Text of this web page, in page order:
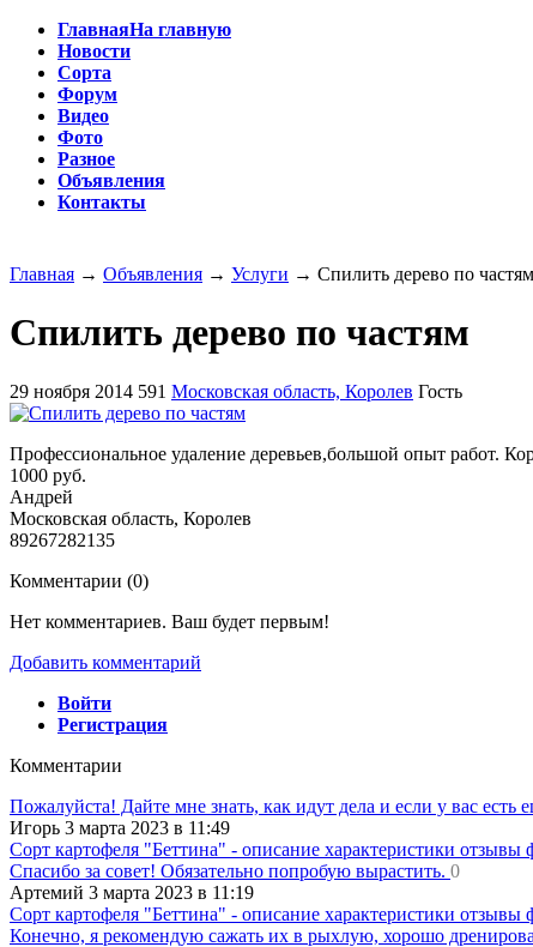
ГлавнаяНа главную
Новости
Сорта
Форум
Видео
Фото
Разное
Объявления
Контакты
Главная → Объявления → Услуги → Спилить дерево по частям
Спилить дерево по частям
29 ноября 2014 591 Московская область, Королев Гость
Профессиональное удаление деревьев,большой опыт работ.
1000 руб.
Андрей
Московская область, Королев
89267282135
Комментарии (0)
Нет комментариев. Ваш будет первым!
Добавить комментарий
Войти
Регистрация
Комментарии
Пожалуйста! Дайте мне знать, как идут дела и если у вас есть
Игорь 3 марта 2023 в 11:49
Сорт картофеля "Беттина" - описание характеристики отзывы
Спасибо за совет! Обязательно попробую вырастить. 0
Артемий 3 марта 2023 в 11:19
Сорт картофеля "Беттина" - описание характеристики отзывы
Конечно, я рекомендую сажать их в рыхлую, хорошо